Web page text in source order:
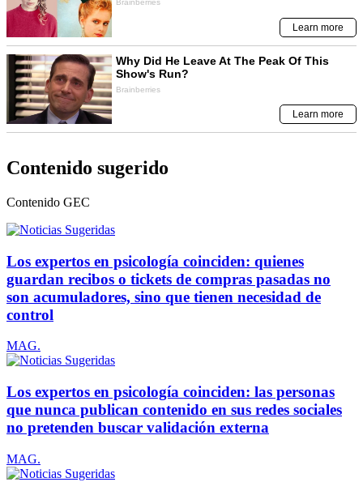
Contenido sugerido
Contenido GEC
Los expertos en psicología coinciden: quienes
guardan recibos o tickets de compras pasadas no
son acumuladores, sino que tienen necesidad de
control
MAG.
Los expertos en psicología coinciden: las personas
que nunca publican contenido en sus redes sociales
no pretenden buscar validación externa
MAG.